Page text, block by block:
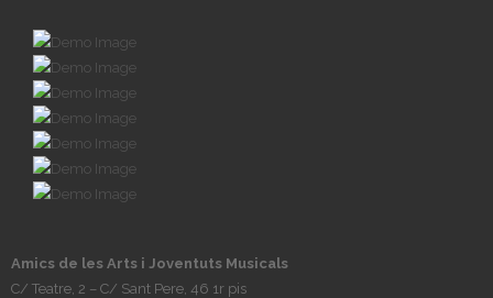
Amics de les Arts i Joventuts Musicals
C/ Teatre, 2 – C/ Sant Pere, 46 1r pis